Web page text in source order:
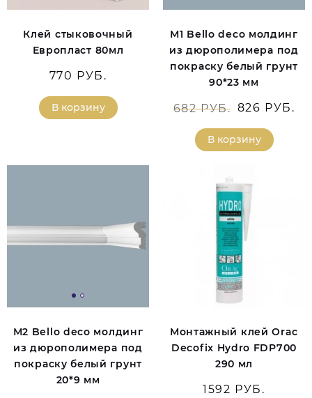
Клей стыковочный
Европласт 80мл
770 РУБ.
В корзину
М1 Bello deco молдинг
из дюрополимера под
покраску белый грунт
90*23 мм
682 РУБ. 826 РУБ.
В корзину
М2 Bello deco молдинг
из дюрополимера под
покраску белый грунт
20*9 мм
Монтажный клей Orac
Decofix Hydro FDP700
290 мл
1592 РУБ.